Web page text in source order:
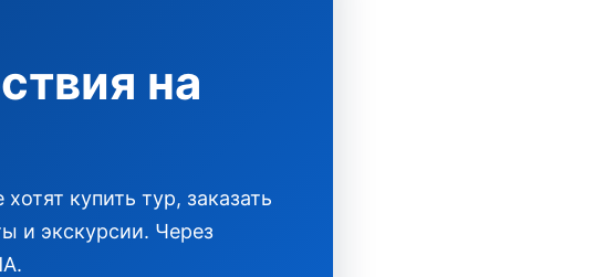
на
купить тур, заказать
и экскурсии. Через